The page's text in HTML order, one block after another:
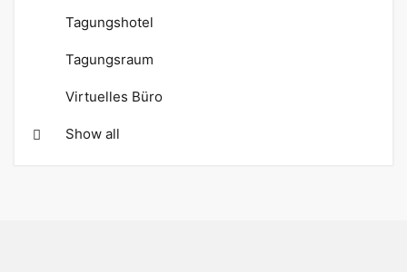
Tagungshotel
Tagungsraum
Virtuelles Büro
Show all